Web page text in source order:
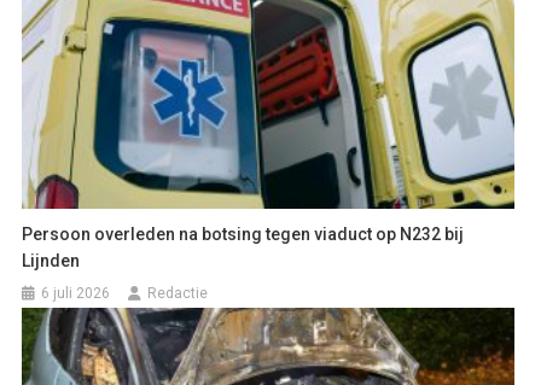
Persoon overleden na botsing tegen viaduct op N232 bij
Lijnden
6 juli 2026 Redactie